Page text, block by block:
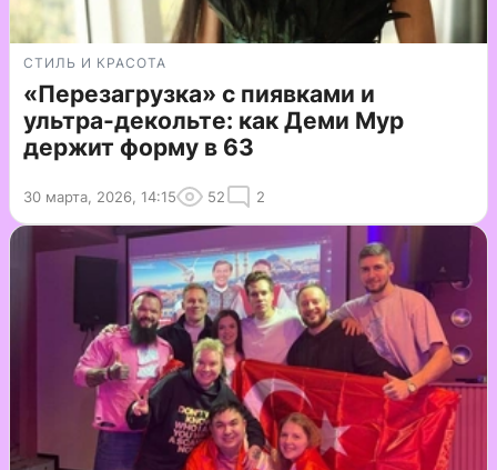
СТИЛЬ И КРАСОТА
«Перезагрузка» с пиявками и
ультра-декольте: как Деми Мур
держит форму в 63
30 марта, 2026, 14:15 52 2